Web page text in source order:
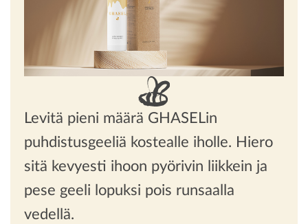
Levitä pieni määrä GHASELin
puhdistusgeeliä kostealle iholle. Hiero
sitä kevyesti ihoon pyörivin liikkein ja
pese geeli lopuksi pois runsaalla
vedellä.